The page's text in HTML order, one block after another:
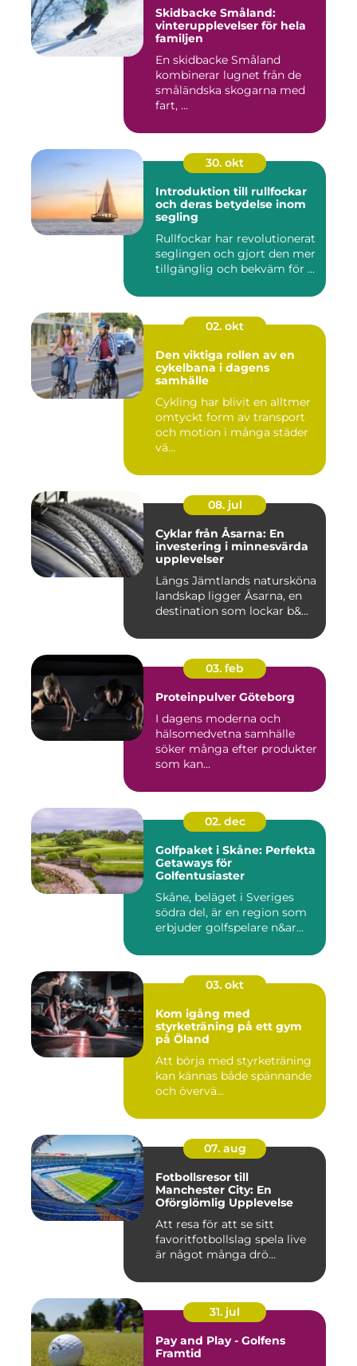
Skidbacke Småland:
vinterupplevelser för hela
familjen
En skidbacke Småland
kombinerar lugnet från de
småländska skogarna med
fart, ...
30. okt
Introduktion till rullfockar
och deras betydelse inom
segling
Rullfockar har revolutionerat
seglingen och gjort den mer
tillgänglig och bekväm för ...
02. okt
Den viktiga rollen av en
cykelbana i dagens
samhälle
Cykling har blivit en alltmer
omtyckt form av transport
och motion i många städer
vä...
08. jul
Cyklar från Åsarna: En
investering i minnesvärda
upplevelser
Längs Jämtlands natursköna
landskap ligger Åsarna, en
destination som lockar b&...
03. feb
Proteinpulver Göteborg
I dagens moderna och
hälsomedvetna samhälle
söker många efter produkter
som kan...
02. dec
Golfpaket i Skåne: Perfekta
Getaways för
Golfentusiaster
Skåne, beläget i Sveriges
södra del, är en region som
erbjuder golfspelare n&ar...
03. okt
Kom igång med
styrketräning på ett gym
på Öland
Att börja med styrketräning
kan kännas både spännande
och övervä...
07. aug
Fotbollsresor till
Manchester City: En
Oförglömlig Upplevelse
Att resa för att se sitt
favoritfotbollslag spela live
är något många drö...
31. jul
Pay and Play - Golfens
Framtid